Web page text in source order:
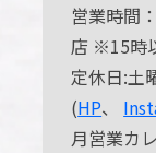
営業時間
店 ※15時
定休日:土
(HP、
月営業カ